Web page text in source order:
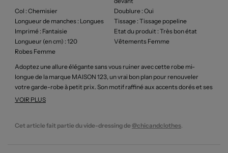
Col : Chemisier Doublure : Oui
Longueur de manches : Longues Tissage : Tissage popeline
Imprimé : Fantaisie Etat du produit : Très bon état
Longueur (en cm) : 120
Vêtements Femme
Robes Femme
Adoptez une allure élégante sans vous ruiner avec cette robe mi-
longue de la marque MAISON 123, un vrai bon plan pour renouveler
votre garde-robe à petit prix. Son motif raffiné aux accents dorés et ses
détails travaillés apportent une touche de sophistication discrète,
toutes les occasions, que ce soit pour une journée de travail ou une
VOIR PLUS
Cet article fait partie du vide-dressing de@chicandclothes.